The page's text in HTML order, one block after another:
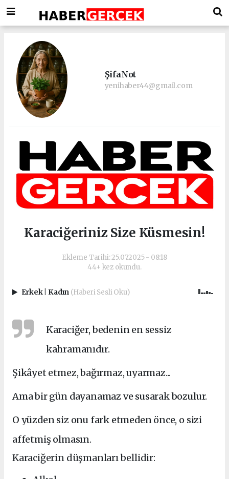
ŞifaNot
yenihaber44@gmail.com
Karaciğeriniz Size Küsmesin!
Ekleme Tarihi: 25.07.2025 - 08:18
44+ kez okundu.
Erkek Kadın (Haberi Sesli Oku)
Karaciğer, bedenin en sessiz
kahramanıdır.
Şikâyet etmez, bağırmaz, uyarmaz...
Ama bir gün dayanamaz ve susarak bozulur.
O yüzden siz onu fark etmeden önce, o sizi
affetmiş olmasın.
Karaciğerin düşmanları bellidir: